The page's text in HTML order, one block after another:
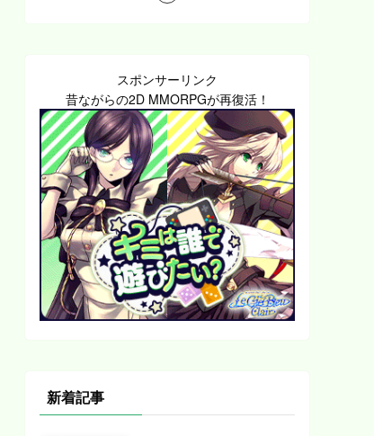
スポンサーリンク
昔ながらの2D MMORPGが再復活！
新着記事